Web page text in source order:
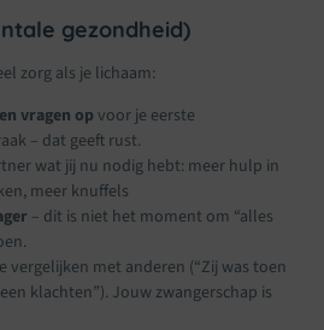
gezondheid)
zorg als je lichaam:
vragen op voor je eerste
– dat geeft rust.
wat jij nu nodig hebt: meer hulp in
meer knuffels
– dit is niet het moment om “alles
vergelijken met anderen (“Zij was toen
klachten”). Jouw zwangerschap is